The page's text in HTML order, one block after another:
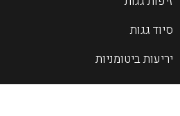
סיוד גגות
יריעות ביטומניות
איטום גגות מרוצפים